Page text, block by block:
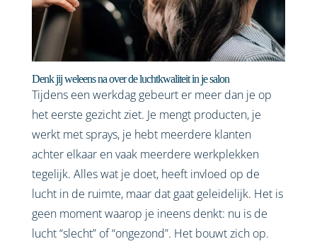
Denk jij weleens na over de luchtkwaliteit in je salon
Tijdens een werkdag gebeurt er meer dan je op
het eerste gezicht ziet. Je mengt producten, je
werkt met sprays, je hebt meerdere klanten
achter elkaar en vaak meerdere werkplekken
tegelijk. Alles wat je doet, heeft invloed op de
lucht in de ruimte, maar dat gaat geleidelijk. Het is
geen moment waarop je ineens denkt: nu is de
lucht “slecht” of “ongezond”. Het bouwt zich op.